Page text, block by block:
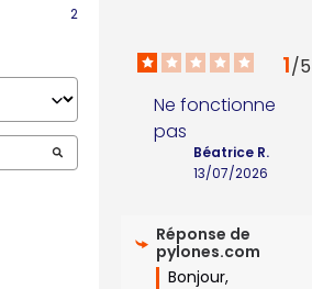
2
1/5
Ne fonctionne
pas
13/07/2026
Béatrice R.
Réponse de
pylones.com
Bonjour,